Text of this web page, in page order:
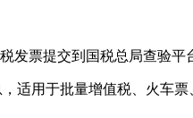
发票提交到国税总局查验
适用于批量增值税、火车